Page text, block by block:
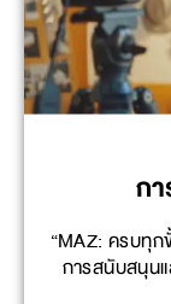
ก
“MAZ: ครบทุ
การสนับสนุนแ